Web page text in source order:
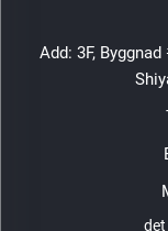
Add: 3F,